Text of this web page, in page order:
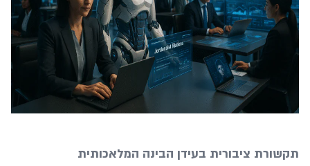
תקשורת ציבורית בעידן הבינה המלאכותית